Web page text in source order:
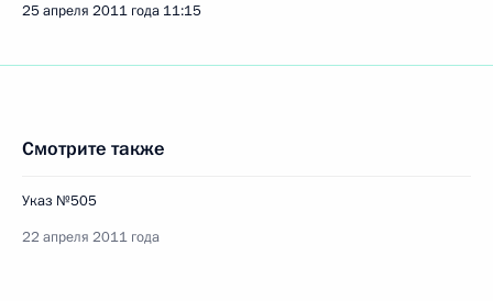
25 апреля 2011 года 11:15
Смотрите также
Указ №505
22 апреля 2011 года